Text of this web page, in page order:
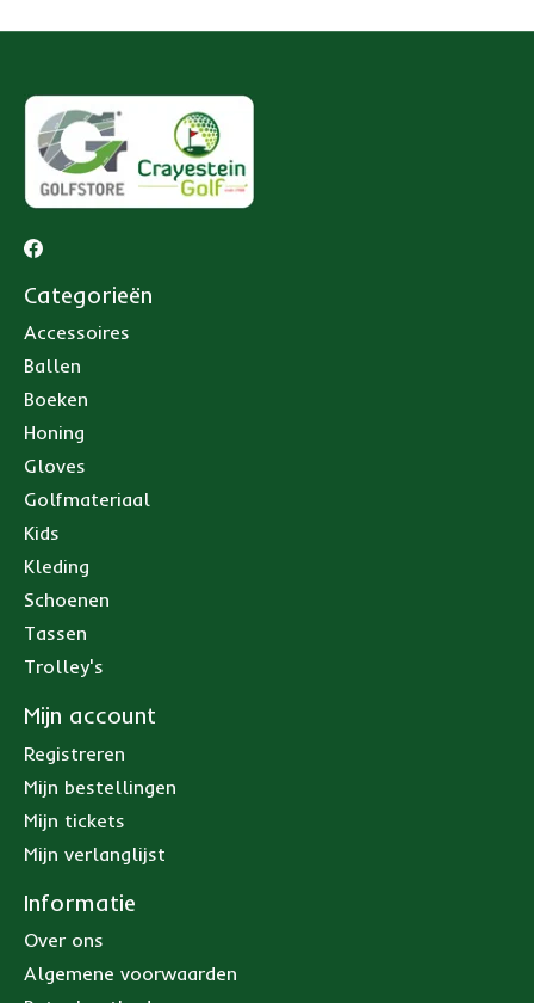
Categorieën
Accessoires
Ballen
Boeken
Honing
Gloves
Golfmateriaal
Kids
Kleding
Schoenen
Tassen
Trolley's
Mijn account
Registreren
Mijn bestellingen
Mijn tickets
Mijn verlanglijst
Informatie
Over ons
Algemene voorwaarden